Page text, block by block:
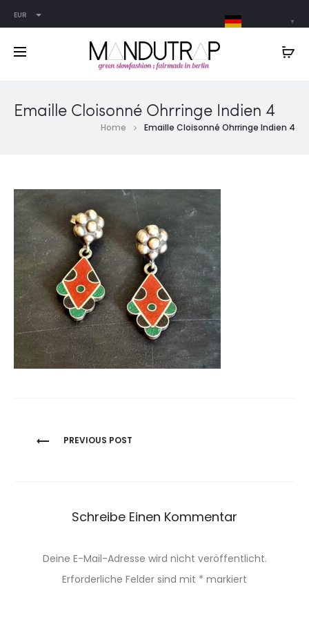
EUR
Emaille Cloisonné Ohrringe Indien 4
Home Emaille Cloisonné Ohrringe Indien 4
Beitragsnavigation
PREVIOUS POST
Schreibe Einen Kommentar
Deine E-Mail-Adresse wird nicht veröffentlicht.
Erforderliche Felder sind mit * markiert
▼